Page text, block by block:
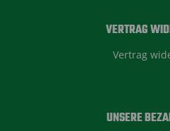
VERTRAG
Vertrag
UNSERE